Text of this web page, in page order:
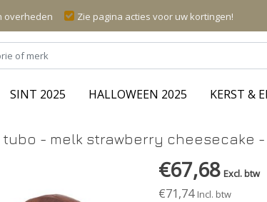
overheden Zie pagina acties voor uw kortingen!
SINT 2025 HALLOWEEN 2025 KERST &
tubo - melk strawberry cheesecake -
€67,68 Excl. btw
€71,74 Incl. btw